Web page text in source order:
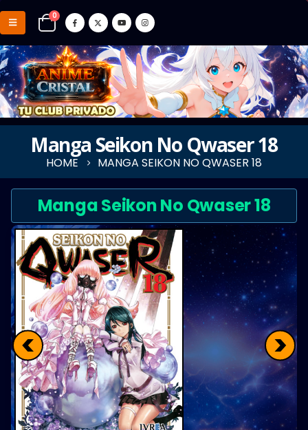
0
Manga Seikon No Qwaser 18
HOME MANGA SEIKON NO QWASER 18
Manga Seikon No Qwaser 18
< >